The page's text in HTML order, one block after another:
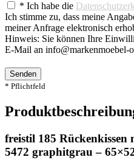
* Ich habe die
Ich stimme zu, dass meine
meiner Anfrage elektronisch
Hinweis: Sie können Ihre
E-Mail an info@markenmoebel-
Senden
* Pflichtfeld
freistil 185 Rückenkissen
5472 graphitgrau –